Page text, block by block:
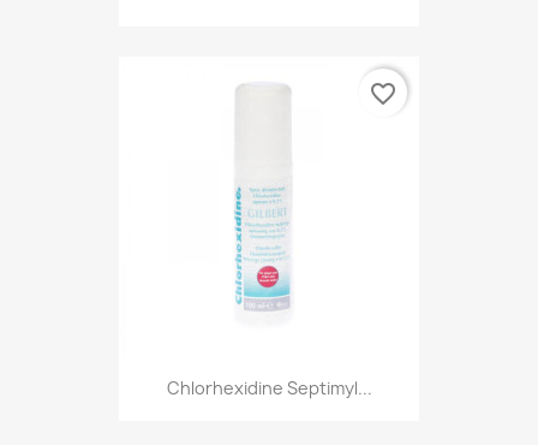
Chlorhexidine Septimyl...
favorite_border